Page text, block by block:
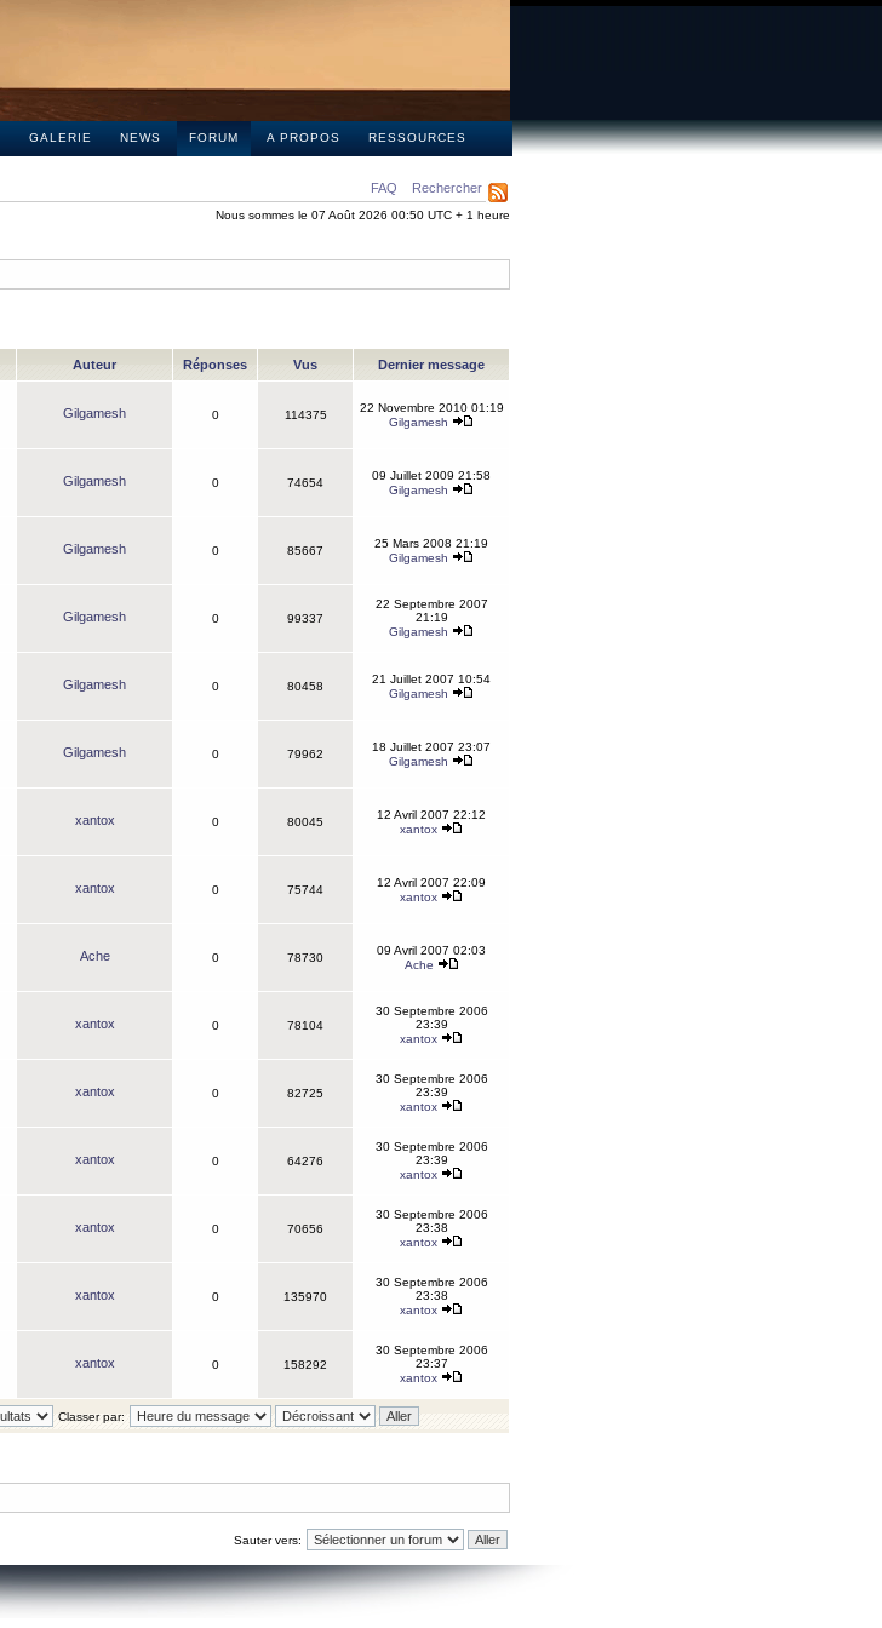
GALERIE NEWS FORUM A PROPOS RESSOURCES
FAQ Rechercher
Nous sommes le 07 Août 2026 00:50 UTC + 1 heure
Auteur Réponses Vus Dernier message
Gilgamesh 0 114375
22 Novembre 2010 01:19
Gilgamesh
Gilgamesh 0 74654
09 Juillet 2009 21:58
Gilgamesh
Gilgamesh 0 85667
25 Mars 2008 21:19
Gilgamesh
Gilgamesh 0 99337
22 Septembre 2007
21:19
Gilgamesh
Gilgamesh 0 80458
21 Juillet 2007 10:54
Gilgamesh
Gilgamesh 0 79962
18 Juillet 2007 23:07
Gilgamesh
xantox 0 80045
12 Avril 2007 22:12
xantox
xantox 0 75744
12 Avril 2007 22:09
xantox
Ache 0 78730
09 Avril 2007 02:03
Ache
xantox 0 78104
30 Septembre 2006
23:39
xantox
xantox 0 82725
30 Septembre 2006
23:39
xantox
xantox 0 64276
30 Septembre 2006
23:39
xantox
xantox 0 70656
30 Septembre 2006
23:38
xantox
xantox 0 135970
30 Septembre 2006
23:38
xantox
xantox 0 158292
30 Septembre 2006
23:37
xantox
Classer par:
Sauter vers: